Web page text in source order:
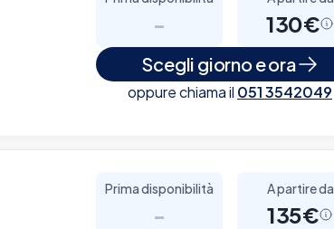
- 130€
Scegli giorno e ora
oppure chiama il 051 3542049
Prima disponibilità
-
A partire da
135€